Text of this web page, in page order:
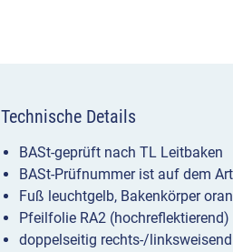
Technische Details
BASt-geprüft nach TL Leitbaken
BASt-Prüfnummer ist auf dem
Fuß leuchtgelb, Bakenkörper
Pfeilfolie RA2 (hochreflektierend)
doppelseitig rechts-/linksweisend